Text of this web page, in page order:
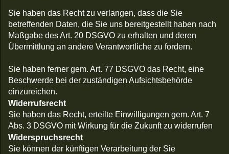
Sie haben das Recht zu verlangen, dass die Sie
betreffenden Daten, die Sie uns bereitgestellt haben nach
Maßgabe des Art. 20 DSGVO zu erhalten und deren
Übermittlung an andere Verantwortliche zu fordern.
Sie haben ferner gem. Art. 77 DSGVO das Recht, eine
Beschwerde bei der zuständigen Aufsichtsbehörde
einzureichen.
Widerrufsrecht
Sie haben das Recht, erteilte Einwilligungen gem. Art. 7
Abs. 3 DSGVO mit Wirkung für die Zukunft zu widerrufen
Widerspruchsrecht
Sie können der künftigen Verarbeitung der Sie